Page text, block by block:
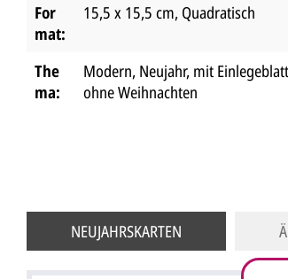
For
mat:
15,5 x 15,5 cm, Quadratisch
The
ma:
Modern, Neujahr, mit Einlegeblatt
ohne Weihnachten
NEUJAHRSKARTEN